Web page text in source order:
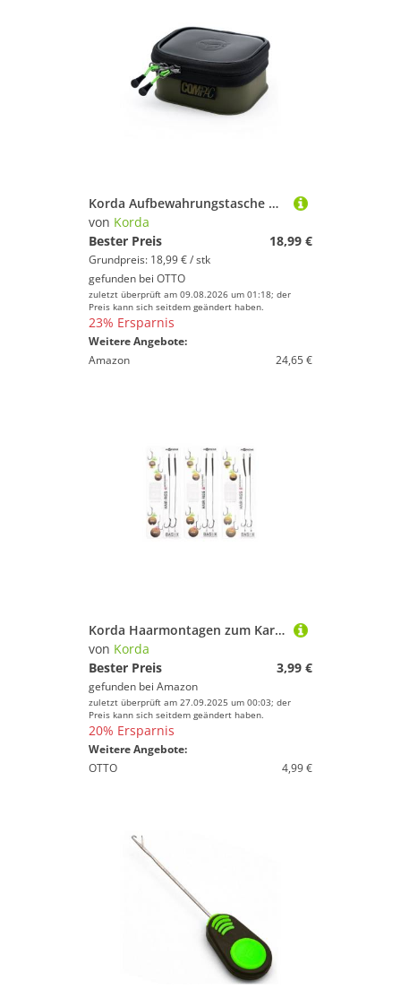
Korda Aufbewahrungstasche Korda Compac small 100 130x110x60mm - Angeltasche
von Korda
Bester Preis
18,99 €
Grundpreis: 18,99 € / stk
gefunden bei OTTO
zuletzt überprüft am 09.08.2026 um 01:18; der
Preis kann sich seitdem geändert haben.
23% Ersparnis
Weitere Angebote:
Amazon
24,65 €
Korda Haarmontagen zum Karpfenfischen Basix Hair Rigs Wide Gape Barbless, Größe/Tragkraft:Gr. 6 / 18lbs / 8.2kg
von Korda
Bester Preis
3,99 €
gefunden bei Amazon
zuletzt überprüft am 27.09.2025 um 00:03; der
Preis kann sich seitdem geändert haben.
20% Ersparnis
Weitere Angebote:
OTTO
4,99 €